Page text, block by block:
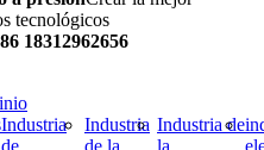
tecnológicos
18312962656
Industria
de
Industria
de la
Industria de
la